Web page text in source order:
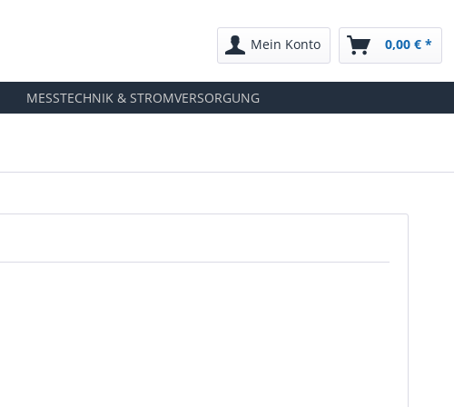
Mein Konto 0,00 € *
MESSTECHNIK & STROMVERSORGUNG